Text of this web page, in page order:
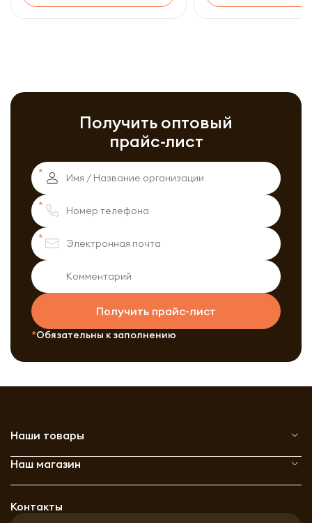
Получить оптовый
прайс-лист
Получить прайс-лист
Обязательны к заполнению
Наши товары
Наш магазин
Контакты